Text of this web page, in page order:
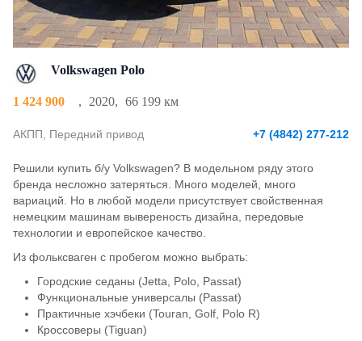
Volkswagen Polo
1 424 900 , 2020, 66 199 км
АКПП, Передний привод +7 (4842) 277-212
Решили купить б/у Volkswagen? В модельном ряду этого
бренда несложно затеряться. Много моделей, много
вариаций. Но в любой модели присутствует свойственная
немецким машинам вывереность дизайна, передовые
технологии и европейское качество.
Из фольксваген с пробегом можно выбрать:
Городские седаны (Jetta, Polo, Passat)
Функциональные универсалы (Passat)
Практичные хэчбеки (Touran, Golf, Polo R)
Кроссоверы (Tiguan)